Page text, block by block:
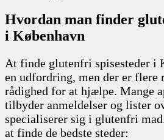
Hvordan man finder
i København
At finde glutenfri spisesteder i
en udfordring, men der er flere
rådighed for at hjælpe. Mange
tilbyder anmeldelser og lister
specialiserer sig i glutenfri
at finde de bedste steder: